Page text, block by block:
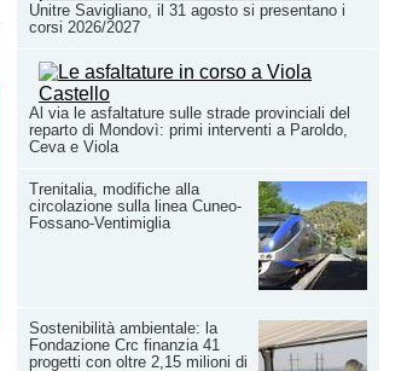
Unitre Savigliano, il 31 agosto si presentano i
corsi 2026/2027
Al via le asfaltature sulle strade provinciali del
reparto di Mondovì: primi interventi a Paroldo,
Ceva e Viola
Trenitalia, modifiche alla
circolazione sulla linea Cuneo-
Fossano-Ventimiglia
Sostenibilità ambientale: la
Fondazione Crc finanzia 41
progetti con oltre 2,15 milioni di